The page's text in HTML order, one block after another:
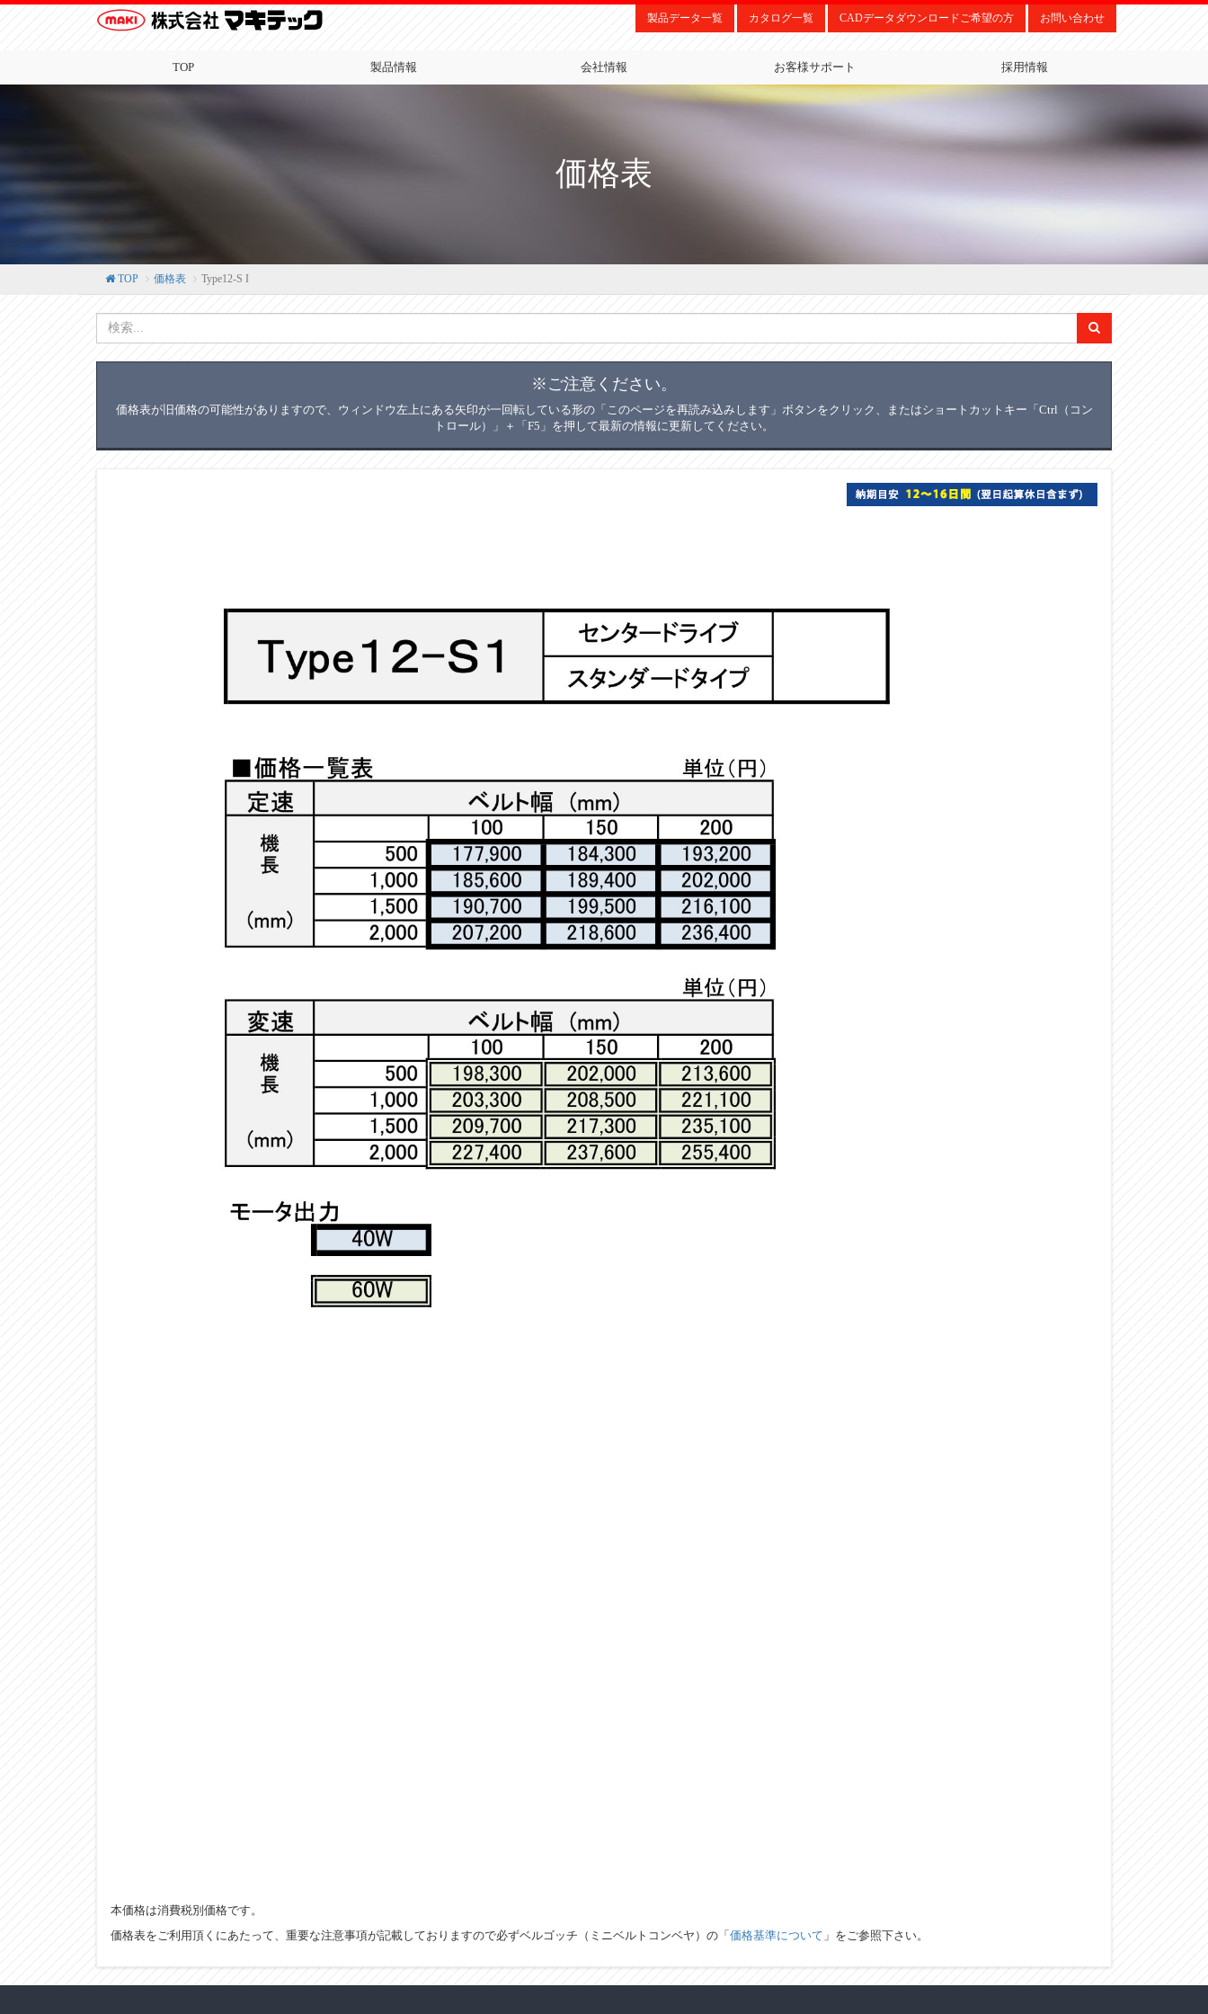
製品データ一覧 カタログ一覧 CADデータダウンロードご希望の方 お問い合わせ
TOP 製品情報 会社情報 お客様サポート 採用情報
価格表
TOP 価格表 Type12-S I
※ご注意ください。
価格表が旧価格の可能性がありますので、ウィンドウ左上にある矢印が一回転している形の「このページを再読み込みします」ボタンをクリック、またはショートカットキー「Ctrl（コン
トロール）」＋「F5」を押して最新の情報に更新してください。
本価格は消費税別価格です。
価格表をご利用頂くにあたって、重要な注意事項が記載しておりますので必ずベルゴッチ（ミニベルトコンベヤ）の「価格基準について 」をご参照下さい。